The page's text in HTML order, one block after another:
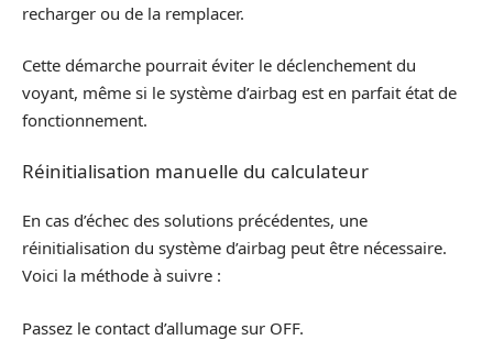
recharger ou de la remplacer.
Cette démarche pourrait éviter le déclenchement du
voyant, même si le système d’airbag est en parfait état de
fonctionnement.
Réinitialisation manuelle du calculateur
En cas d’échec des solutions précédentes, une
réinitialisation du système d’airbag peut être nécessaire.
Voici la méthode à suivre :
Passez le contact d’allumage sur OFF.